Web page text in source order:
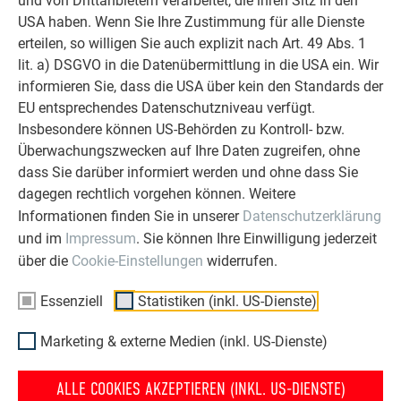
USA haben. Wenn Sie Ihre Zustimmung für alle Dienste
erteilen, so willigen Sie auch explizit nach Art. 49 Abs. 1
lit. a) DSGVO in die Datenübermittlung in die USA ein. Wir
informieren Sie, dass die USA über kein den Standards der
EU entsprechendes Datenschutzniveau verfügt.
Insbesondere können US-Behörden zu Kontroll- bzw.
Überwachungszwecken auf Ihre Daten zugreifen, ohne
dass Sie darüber informiert werden und ohne dass Sie
dagegen rechtlich vorgehen können. Weitere
Informationen finden Sie in unserer Datenschutzerklärung
und im Impressum. Sie können Ihre Einwilligung jederzeit
über die Cookie-Einstellungen widerrufen.
Essenziell Statistiken (inkl. US-Dienste)
Marketing & externe Medien (inkl. US-Dienste)
ALLE COOKIES AKZEPTIEREN (INKL. US-DIENSTE)
ERFAHRUNGSBERICHTE LESEN
PREFA SANIERUNGSGALERIE
OBJEKTE VOR UND NACH DER SANIERUNG